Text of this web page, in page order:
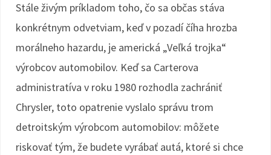
Stále živým príkladom toho, čo sa občas stáva
konkrétnym odvetviam, keď v pozadí číha hrozba
morálneho hazardu, je americká „Veľká trojka“
výrobcov automobilov. Keď sa Carterova
administratíva v roku 1980 rozhodla zachrániť
Chrysler, toto opatrenie vyslalo správu trom
detroitským výrobcom automobilov: môžete
riskovať tým, že budete vyrábať autá, ktoré si chce